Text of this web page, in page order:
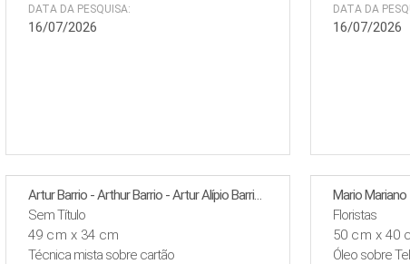
DATA DA PESQUISA:
16/07/2026
DATA DA
16/07/2026
Artur Barrio - Arthur Barrio - Artur Alípio Barrio de Sousa Lopes
Sem Título
49 cm x 34 cm
Técnica mista sobre cartão
Mario Mariano
Floristas
50 cm x 40
Óleo sobre